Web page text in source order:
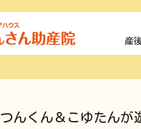
産
つんくん＆こゆたん